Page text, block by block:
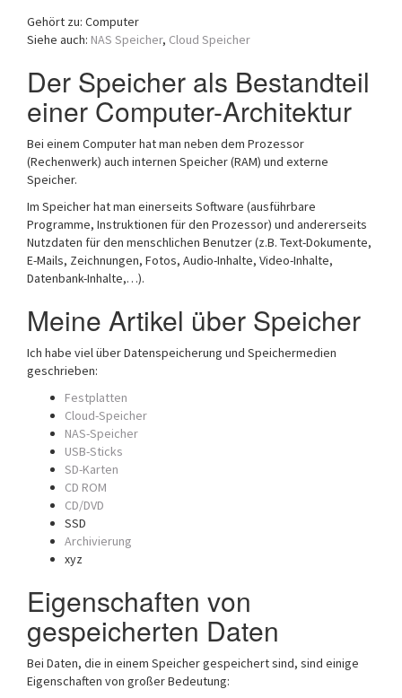
Gehört zu: Computer
Siehe auch: NAS Speicher, Cloud Speicher
Der Speicher als Bestandteil
einer Computer-Architektur
Bei einem Computer hat man neben dem Prozessor
(Rechenwerk) auch internen Speicher (RAM) und externe
Speicher.
Im Speicher hat man einerseits Software (ausführbare
Programme, Instruktionen für den Prozessor) und andererseits
Nutzdaten für den menschlichen Benutzer (z.B. Text-Dokumente,
E-Mails, Zeichnungen, Fotos, Audio-Inhalte, Video-Inhalte,
Datenbank-Inhalte,…).
Meine Artikel über Speicher
Ich habe viel über Datenspeicherung und Speichermedien
geschrieben:
Festplatten
Cloud-Speicher
NAS-Speicher
USB-Sticks
SD-Karten
CD ROM
CD/DVD
SSD
Archivierung
xyz
Eigenschaften von
gespeicherten Daten
Bei Daten, die in einem Speicher gespeichert sind, sind einige
Eigenschaften von großer Bedeutung: